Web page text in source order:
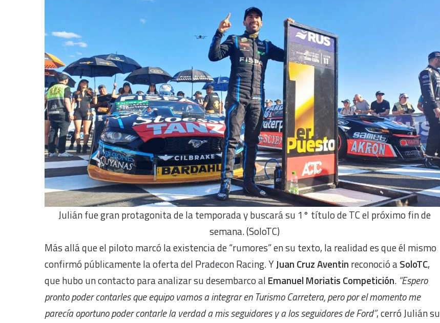
Julián fue gran protagonita de la temporada y buscará su 1° título de TC el próximo fin de
semana. (SoloTC)
Más allá que el piloto marcó la existencia de “rumores” en su texto, la realidad es que él mismo
confirmó públicamente la oferta del Pradecon Racing. YJuan Cruz Aventin reconoció aSoloTC,
que hubo un contacto para analizar su desembarco al Emanuel Moriatis Competición. “Espero
pronto poder contarles que equipo vamos a integrar en Turismo Carretera, pero por el momento me
parecía oportuno poder contarle la verdad a mis seguidores y a los seguidores de Ford”, cerró Julián su